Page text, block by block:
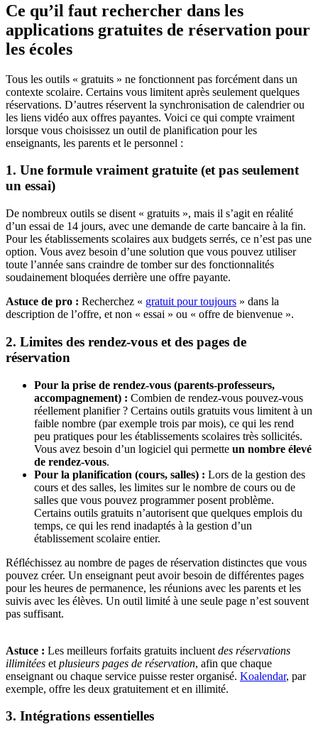
Ce qu’il faut rechercher dans les
applications gratuites de réservation pour
les écoles
Tous les outils « gratuits » ne fonctionnent pas forcément dans un
contexte scolaire. Certains vous limitent après seulement quelques
réservations. D’autres réservent la synchronisation de calendrier ou
les liens vidéo aux offres payantes. Voici ce qui compte vraiment
lorsque vous choisissez un outil de planification pour les
enseignants, les parents et le personnel :
1. Une formule vraiment gratuite (et pas seulement
un essai)
De nombreux outils se disent « gratuits », mais il s’agit en réalité
d’un essai de 14 jours, avec une demande de carte bancaire à la fin.
Pour les établissements scolaires aux budgets serrés, ce n’est pas une
option. Vous avez besoin d’une solution que vous pouvez utiliser
toute l’année sans craindre de tomber sur des fonctionnalités
soudainement bloquées derrière une offre payante.
Astuce de pro : Recherchez « gratuit pour toujours » dans la
description de l’offre, et non « essai » ou « offre de bienvenue ».
2. Limites des rendez-vous et des pages de
réservation
Pour la prise de rendez-vous (parents-professeurs,
accompagnement) : Combien de rendez-vous pouvez-vous
réellement planifier ? Certains outils gratuits vous limitent à un
faible nombre (par exemple trois par mois), ce qui les rend
peu pratiques pour les établissements scolaires très sollicités.
Vous avez besoin d’un logiciel qui permette un nombre élevé
de rendez-vous.
Pour la planification (cours, salles) : Lors de la gestion des
cours et des salles, les limites sur le nombre de cours ou de
salles que vous pouvez programmer posent problème.
Certains outils gratuits n’autorisent que quelques emplois du
temps, ce qui les rend inadaptés à la gestion d’un
établissement scolaire entier.
Réfléchissez au nombre de pages de réservation distinctes que vous
pouvez créer. Un enseignant peut avoir besoin de différentes pages
pour les heures de permanence, les réunions avec les parents et les
suivis avec les élèves. Un outil limité à une seule page n’est souvent
pas suffisant.
Astuce : Les meilleurs forfaits gratuits incluent des réservations
illimitées et plusieurs pages de réservation, afin que chaque
enseignant ou chaque service puisse rester organisé. Koalendar, par
exemple, offre les deux gratuitement et en illimité.
3. Intégrations essentielles